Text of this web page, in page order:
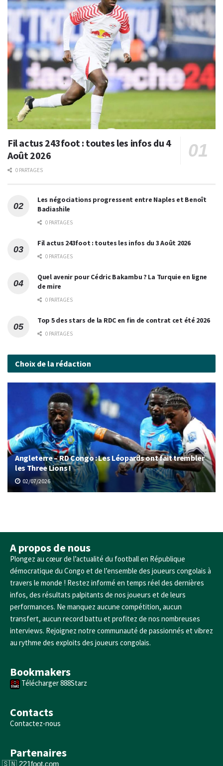
Fil actus 243foot : toutes les infos du 4
Août 2026
0 PARTAGES
Les négociations progressent entre Naples et Benoît
Badiashile
0 PARTAGES
Fil actus 243foot : toutes les infos du 3 Août 2026
0 PARTAGES
Quel avenir pour Cédric Bakambu ? La Turquie en ligne
de mire
0 PARTAGES
Top 5 des stars de la RDC en fin de contrat cet été 2026
0 PARTAGES
Choix de la rédaction
Angleterre – RD Congo : Les Léopards ont fait trembler
les Three Lions !
02/07/2026
A propos de nous
Plongez au cœur de l’actualité du football en République
démocratique du Congo et de l’ensemble des joueurs congolais à
travers le monde ! Restez informé en temps réel des dernières
infos, des résultats palpitants de nos joueurs et de leurs
performances. Ne manquez aucune compétition, aucun
transfert, aucun record battu et profitez de nos nombreuses
interviews. Rejoignez notre communauté de passionnés et vibrez
au rythme des exploits des joueurs congolais.
Bookmakers
Télécharger 888Starz
Contacts
Contactez-nous
Partenaires
221foot.com